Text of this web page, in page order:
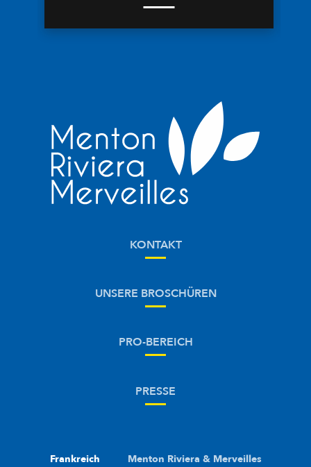
KONTAKT
UNSERE BROSCHÜREN
PRO-BEREICH
PRESSE
Frankreich Menton Riviera & Merveilles